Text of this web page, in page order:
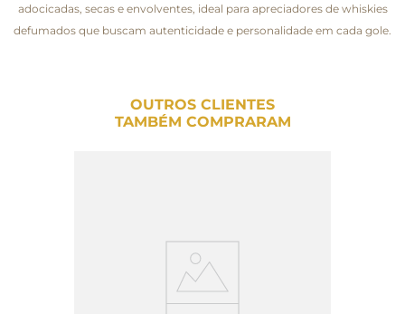
adocicadas, secas e envolventes, ideal para apreciadores de whiskies
defumados que buscam autenticidade e personalidade em cada gole.
OUTROS CLIENTES
TAMBÉM COMPRARAM